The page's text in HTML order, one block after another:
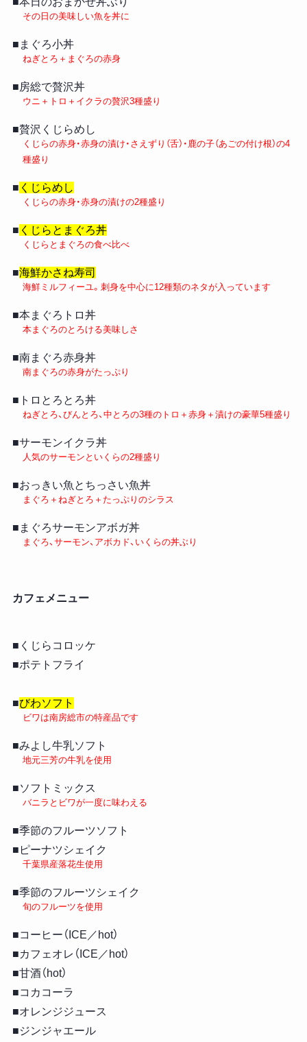
その日の美味しい魚を丼に
■まぐろ小丼
ねぎとろ＋まぐろの赤身
■房総で贅沢丼
ウニ＋トロ＋イクラの贅沢3種盛り
■贅沢くじらめし
くじらの赤身・赤身の漬け・さえずり（舌）・鹿の子（あごの付け根）の4
種盛り
■ くじらめし
くじらの赤身・赤身の漬けの2種盛り
■ くじらとまぐろ丼
くじらとまぐろの食べ比べ
■海鮮かさね寿司
海鮮ミルフィーユ。刺身を中心に12種類のネタが入っています
■本まぐろトロ丼
本まぐろのとろける美味しさ
■南まぐろ赤身丼
南まぐろの赤身がたっぷり
■トロとろとろ丼
ねぎとろ、びんとろ、中とろの3種のトロ＋赤身＋漬けの豪華5種盛り
■サーモンイクラ丼
人気のサーモンといくらの2種盛り
■おっきい魚とちっさい魚丼
まぐろ＋ねぎとろ＋たっぷりのシラス
■まぐろサーモンアボガ丼
まぐろ、サーモン、アボカド、いくらの丼ぶり
カフェメニュー
■くじらコロッケ
■ポテトフライ
■びわソフト
ビワは南房総市の特産品です
■みよし牛乳ソフト
地元三芳の牛乳を使用
■ソフトミックス
バニラとビワが一度に味わえる
■季節のフルーツソフト
■ピーナツシェイク
千葉県産落花生使用
■季節のフルーツシェイク
旬のフルーツを使用
■コーヒー（ICE／hot）
■カフェオレ（ICE／hot）
■甘酒（hot）
■コカコーラ
■オレンジジュース
■ジンジャエール